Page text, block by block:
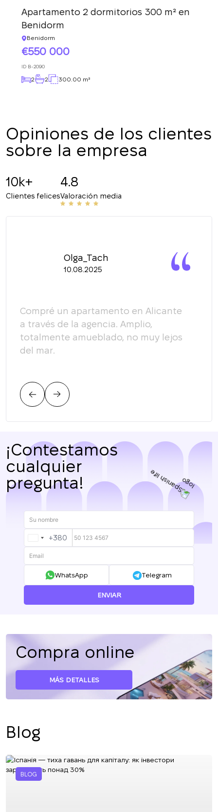
Apartamento 2 dormitorios 300 m² en
Benidorm
Benidorm
550 000
ID B-2090
2 2 300.00 m²
Opiniones de los clientes
sobre la empresa
10k+
Clientes felices
4.8
Valoración media
Olga_Tach
10.08.2025
Compré un apartamento en Alicante
a través de la agencia. Amplio,
totalmente amueblado, no muy lejos
del mar.
¡Contestamos
cualquier
pregunta!
UKRAINE
+380
+380
WhatsApp Telegram
ENVIAR
Compra online
MÁS DETALLES
Blog
BLOG
solicitud y le
responderemos en
breve.
La suscripción a las actualizaciones se ha
UKRAINE
+380